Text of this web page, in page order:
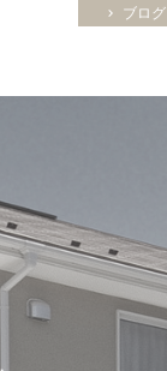
chevron_right ブログ